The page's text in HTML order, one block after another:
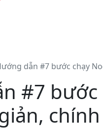
dẫn #7 bước chạy
#7